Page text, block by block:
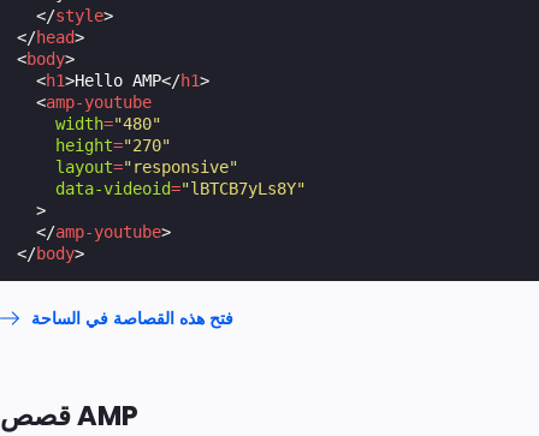
</style>
</head>
<body>
<h1>Hello AMP</h1>
<amp-youtube
width="480"
height="270"
layout="responsive"
data-videoid="lBTCB7yLs8Y"
>
</amp-youtube>
</body>
فتح هذه القصاصة في الساحة
قصص AMP